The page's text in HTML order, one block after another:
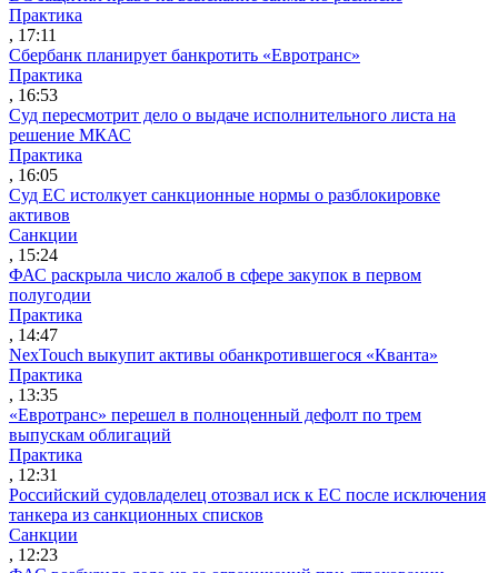
Практика
, 17:11
Сбербанк планирует банкротить «Евротранс»
Практика
, 16:53
Суд пересмотрит дело о выдаче исполнительного листа на
решение МКАС
Практика
, 16:05
Суд ЕС истолкует санкционные нормы о разблокировке
активов
Санкции
, 15:24
ФАС раскрыла число жалоб в сфере закупок в первом
полугодии
Практика
, 14:47
NexTouch выкупит активы обанкротившегося «Кванта»
Практика
, 13:35
«Евротранс» перешел в полноценный дефолт по трем
выпускам облигаций
Практика
, 12:31
Российский судовладелец отозвал иск к ЕС после исключения
танкера из санкционных списков
Санкции
, 12:23